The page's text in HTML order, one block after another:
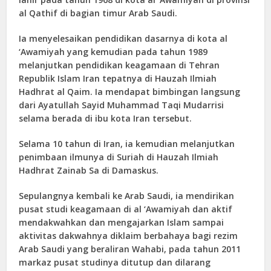
al Qathif di bagian timur Arab Saudi.
Ia menyelesaikan pendidikan dasarnya di kota al
‘Awamiyah yang kemudian pada tahun 1989
melanjutkan pendidikan keagamaan di Tehran
Republik Islam Iran tepatnya di Hauzah Ilmiah
Hadhrat al Qaim. Ia mendapat bimbingan langsung
dari Ayatullah Sayid Muhammad Taqi Mudarrisi
selama berada di ibu kota Iran tersebut.
Selama 10 tahun di Iran, ia kemudian melanjutkan
penimbaan ilmunya di Suriah di Hauzah Ilmiah
Hadhrat Zainab Sa di Damaskus.
Sepulangnya kembali ke Arab Saudi, ia mendirikan
pusat studi keagamaan di al ‘Awamiyah dan aktif
mendakwahkan dan mengajarkan Islam sampai
aktivitas dakwahnya diklaim berbahaya bagi rezim
Arab Saudi yang beraliran Wahabi, pada tahun 2011
markaz pusat studinya ditutup dan dilarang